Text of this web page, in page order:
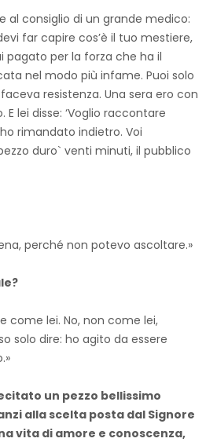
al consiglio di un grande medico:
far capire cos’è il tuo mestiere,
pagato per la forza che ha il
nel modo più infame. Puoi solo
resistenza. Una sera ero con
E lei disse: ‘Voglio raccontare
rimandato indietro. Voi
duro` venti minuti, il pubblico
perché non potevo ascoltare.»
come lei. No, non come lei,
solo dire: ho agito da essere
un pezzo bellissimo
alla scelta posta dal Signore
vita di amore e conoscenza,